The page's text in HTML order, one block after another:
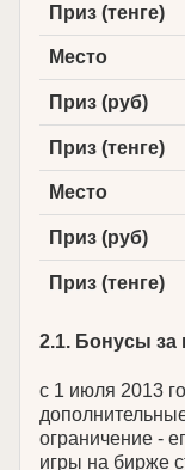
Приз (тенге)
Место
Приз (руб)
Приз (тенге)
Место
Приз (руб)
Приз (тенге)
2.1. Бонусы за
с 1 июля 2013
ограничение -
игры на бирже